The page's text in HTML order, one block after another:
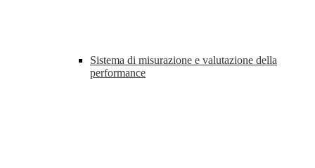
Sistema di misurazione e valutazione della
performance